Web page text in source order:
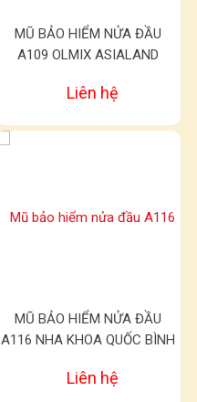
MŨ BẢO HIỂM NỬA ĐẦU
A109 OLMIX ASIALAND
Liên hệ
MŨ BẢO HIỂM NỬA ĐẦU
A116 NHA KHOA QUỐC BÌNH
Liên hệ